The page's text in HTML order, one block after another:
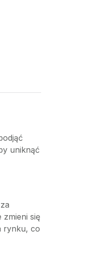
uniknąć
zmieni się
rynku, co